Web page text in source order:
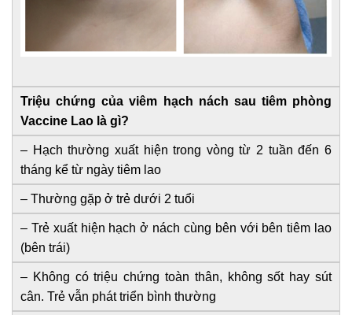
Triệu chứng của viêm hạch nách sau tiêm phòng
Vaccine Lao là gì?
– Hạch thường xuất hiện trong vòng từ 2 tuần đến 6
tháng kể từ ngày tiêm lao
– Thường gặp ở trẻ dưới 2 tuổi
– Trẻ xuất hiện hạch ở nách cùng bên với bên tiêm lao
(bên trái)
– Không có triệu chứng toàn thân, không sốt hay sút
cân. Trẻ vẫn phát triển bình thường